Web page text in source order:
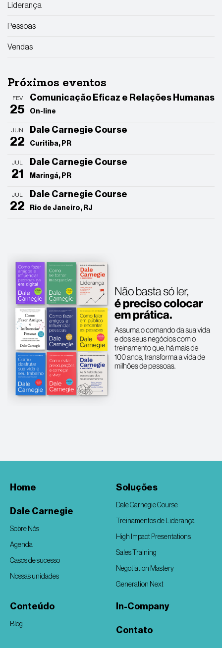
Liderança
Pessoas
Vendas
Próximos eventos
FEV
25
Comunicação Eficaz e Relações Humanas
On-line
JUN
22
Dale Carnegie Course
Curitiba, PR
JUL
21
Dale Carnegie Course
Maringá, PR
JUL
22
Dale Carnegie Course
Rio de Janeiro, RJ
Home
Dale Carnegie
Sobre Nós
Agenda
Casos de sucesso
Nossas unidades
Soluções
Dale Carnegie Course
Treinamentos de Liderança
High Impact Presentations
Sales Training
Negotiation Mastery
Generation Next
Conteúdo
Blog
In-Company
Contato